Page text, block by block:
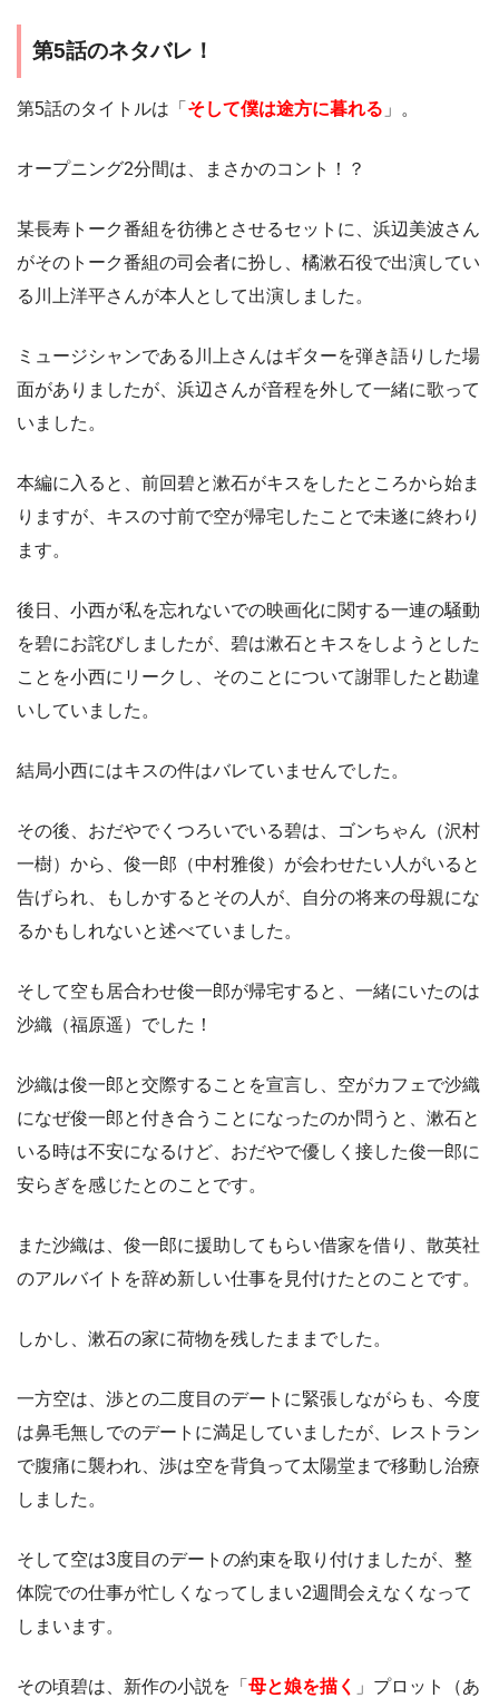
第5話のネタバレ！
第5話のタイトルは「 そして僕は途方に暮れる 」。
オープニング2分間は、まさかのコント！？
某長寿トーク番組を彷彿とさせるセットに、浜辺美波さん
がそのトーク番組の司会者に扮し、橘漱石役で出演してい
る川上洋平さんが本人として出演しました。
ミュージシャンである川上さんはギターを弾き語りした場
面がありましたが、浜辺さんが音程を外して一緒に歌って
いました。
本編に入ると、前回碧と漱石がキスをしたところから始ま
りますが、キスの寸前で空が帰宅したことで未遂に終わり
ます。
後日、小西が私を忘れないでの映画化に関する一連の騒動
を碧にお詫びしましたが、碧は漱石とキスをしようとした
ことを小西にリークし、そのことについて謝罪したと勘違
いしていました。
結局小西にはキスの件はバレていませんでした。
その後、おだやでくつろいでいる碧は、ゴンちゃん（沢村
一樹）から、俊一郎（中村雅俊）が会わせたい人がいると
告げられ、もしかするとその人が、自分の将来の母親にな
るかもしれないと述べていました。
そして空も居合わせ俊一郎が帰宅すると、一緒にいたのは
沙織（福原遥）でした！
沙織は俊一郎と交際することを宣言し、空がカフェで沙織
になぜ俊一郎と付き合うことになったのか問うと、漱石と
いる時は不安になるけど、おだやで優しく接した俊一郎に
安らぎを感じたとのことです。
また沙織は、俊一郎に援助してもらい借家を借り、散英社
のアルバイトを辞め新しい仕事を見付けたとのことです。
しかし、漱石の家に荷物を残したままでした。
一方空は、渉との二度目のデートに緊張しながらも、今度
は鼻毛無しでのデートに満足していましたが、レストラン
で腹痛に襲われ、渉は空を背負って太陽堂まで移動し治療
しました。
そして空は3度目のデートの約束を取り付けましたが、整
体院での仕事が忙しくなってしまい2週間会えなくなって
しまいます。
その頃碧は、新作の小説を「 母と娘を描く 」プロット（あ